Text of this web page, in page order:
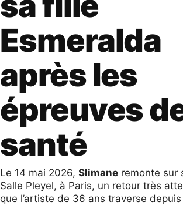
Esmeralda
après les
épreuves
santé
Le 14 mai 2026, Slimane remonte sur
Salle Pleyel, à Paris, un retour très
que l’artiste de 36 ans traverse depuis